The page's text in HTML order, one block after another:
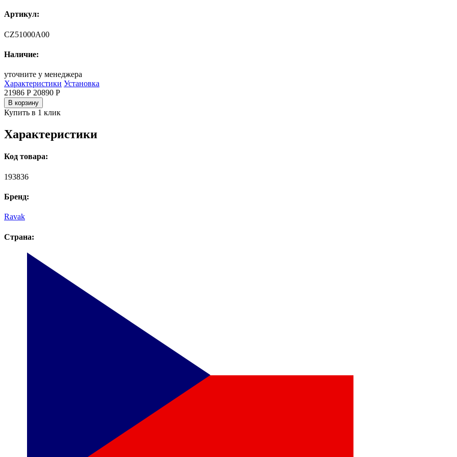
Артикул:
CZ51000A00
Наличие:
уточните у менеджера
Характеристики Установка
21986 Р 20890 Р
В корзину
Купить в 1 клик
Характеристики
Код товара:
193836
Бренд:
Ravak
Страна: